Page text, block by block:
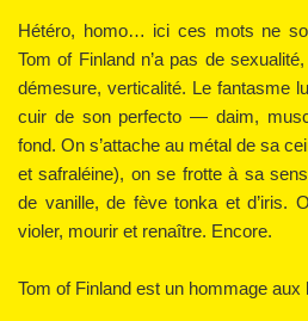
Hétéro, homo… ici ces mots ne
Tom of Finland n’a pas de
démesure, verticalité. Le fantasme
cuir de son perfecto — daim,
fond. On s’attache au métal de sa
et safraléine), on se frotte à sa
de vanille, de fève tonka et d’iris.
violer, mourir et renaître. Encore.
Tom of Finland est un hommage